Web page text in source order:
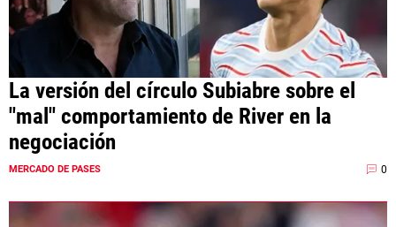
La versión del círculo Subiabre sobre el
"mal" comportamiento de River en la
negociación
MERCADO DE PASES 0